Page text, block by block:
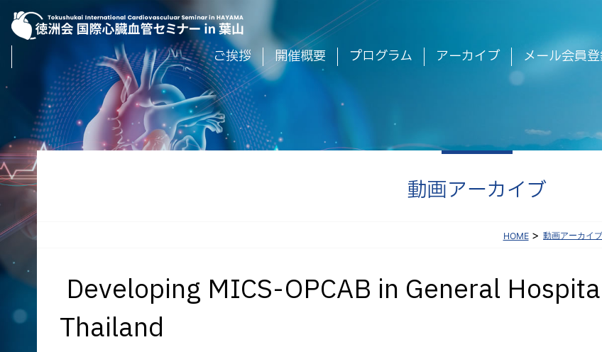
ご挨拶 開催概要 プログラム アーカイブ メール会員
動画アーカイブ
HOME > 動画アーカイブ
Developing MICS-OPCAB in General
Thailand